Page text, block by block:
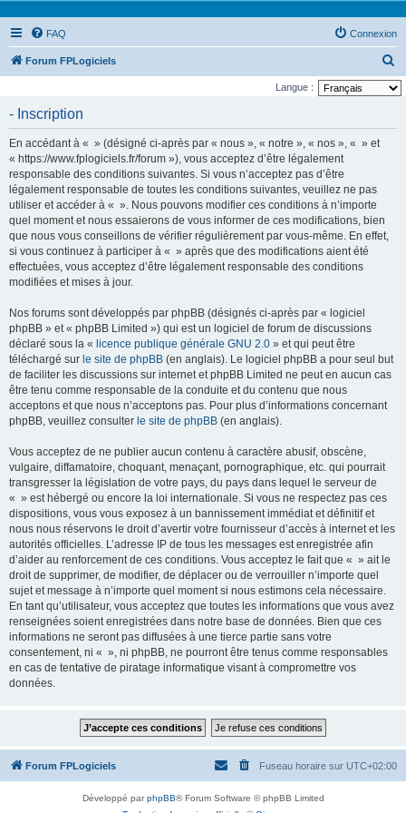
FAQ Connexion
Forum FPLogiciels
e
Langue :
- Inscription
En accédant à « » (désigné ci-après par « nous », « notre », « nos », « » et
« https://www.fplogiciels.fr/forum »), vous acceptez d’être légalement
responsable des conditions suivantes. Si vous n’acceptez pas d’être
légalement responsable de toutes les conditions suivantes, veuillez ne pas
utiliser et accéder à « ». Nous pouvons modifier ces conditions à n’importe
quel moment et nous essaierons de vous informer de ces modifications, bien
que nous vous conseillons de vérifier régulièrement par vous-même. En effet,
si vous continuez à participer à « » après que des modifications aient été
effectuées, vous acceptez d’être légalement responsable des conditions
modifiées et mises à jour.
Nos forums sont développés par phpBB (désignés ci-après par « logiciel
phpBB » et « phpBB Limited ») qui est un logiciel de forum de discussions
déclaré sous la « licence publique générale GNU 2.0 » et qui peut être
téléchargé sur le site de phpBB (en anglais). Le logiciel phpBB a pour seul but
de faciliter les discussions sur internet et phpBB Limited ne peut en aucun cas
être tenu comme responsable de la conduite et du contenu que nous
acceptons et que nous n’acceptons pas. Pour plus d’informations concernant
phpBB, veuillez consulter le site de phpBB (en anglais).
Vous acceptez de ne publier aucun contenu à caractère abusif, obscène,
vulgaire, diffamatoire, choquant, menaçant, pornographique, etc. qui pourrait
transgresser la législation de votre pays, du pays dans lequel le serveur de
« » est hébergé ou encore la loi internationale. Si vous ne respectez pas ces
dispositions, vous vous exposez à un bannissement immédiat et définitif et
nous nous réservons le droit d’avertir votre fournisseur d’accès à internet et les
autorités officielles. L’adresse IP de tous les messages est enregistrée afin
d’aider au renforcement de ces conditions. Vous acceptez le fait que « » ait le
droit de supprimer, de modifier, de déplacer ou de verrouiller n’importe quel
sujet et message à n’importe quel moment si nous estimons cela nécessaire.
En tant qu’utilisateur, vous acceptez que toutes les informations que vous avez
renseignées soient enregistrées dans notre base de données. Bien que ces
informations ne seront pas diffusées à une tierce partie sans votre
consentement, ni « », ni phpBB, ne pourront être tenus comme responsables
en cas de tentative de piratage informatique visant à compromettre vos
données.
Forum FPLogiciels Fuseau horaire sur UTC+02:00
Développé parphpBB® Forum Software © phpBB Limited